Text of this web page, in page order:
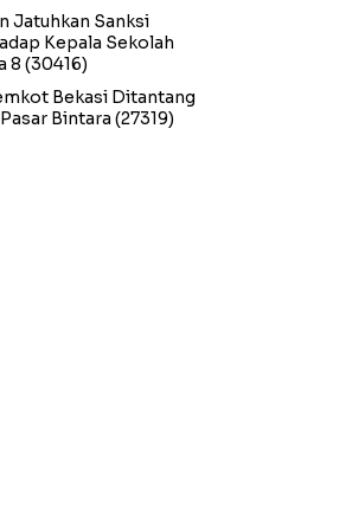
Jatuhkan Sanksi
Kepala Sekolah
8 (30416)
Bekasi Ditantang
Bintara (27319)